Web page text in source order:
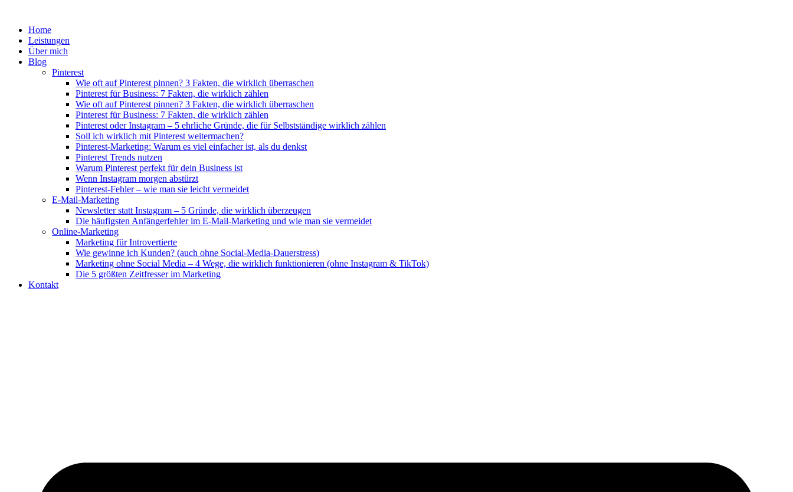
springenHome
Leistungen
Über mich
Blog
Pinterest
Wie oft auf Pinterest pinnen? 3 Fakten, die wirklich überraschen
Pinterest für Business: 7 Fakten, die wirklich zählen
Wie oft auf Pinterest pinnen? 3 Fakten, die wirklich überraschen
Pinterest für Business: 7 Fakten, die wirklich zählen
Pinterest oder Instagram – 5 ehrliche Gründe, die für Selbstständige wirklich zählen
Soll ich wirklich mit Pinterest weitermachen?
Pinterest-Marketing: Warum es viel einfacher ist, als du denkst
Pinterest Trends nutzen
Warum Pinterest perfekt für dein Business ist
Wenn Instagram morgen abstürzt
Pinterest-Fehler – wie man sie leicht vermeidet
E-Mail-Marketing
Newsletter statt Instagram – 5 Gründe, die wirklich überzeugen
Die häufigsten Anfängerfehler im E-Mail-Marketing und wie man sie vermeidet
Online-Marketing
Marketing für Introvertierte
Wie gewinne ich Kunden? (auch ohne Social-Media-Dauerstress)
Marketing ohne Social Media – 4 Wege, die wirklich funktionieren (ohne Instagram & TikTok)
Die 5 größten Zeitfresser im Marketing
Kontakt